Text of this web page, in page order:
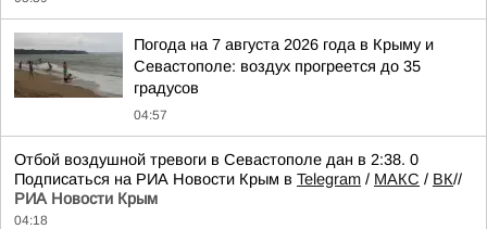
Погода на 7 августа 2026 года в Крыму и
Севастополе: воздух прогреется до 35
градусов
04:57
Отбой воздушной тревоги в Севастополе дан в 2:38. 0
Подписаться на РИА Новости Крым в Telegram / МАКС / ВК//
РИА Новости Крым
04:18